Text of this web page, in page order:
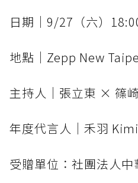
日期｜9/27（六）
地點｜Zepp New
主持人｜張立東 × 篠
年度代言人｜禾羽 Kimi
受贈單位：社團法人